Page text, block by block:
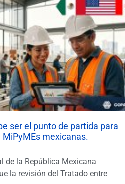
ser el punto de partida para
mexicanas.
de la República Mexicana
la revisión del Tratado entre